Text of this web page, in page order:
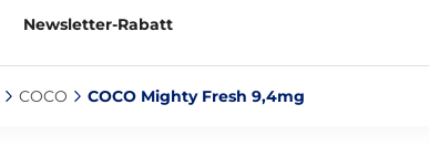
Newsletter-Rabatt
COCO‎ COCO Mighty Fresh 9,4mg‎